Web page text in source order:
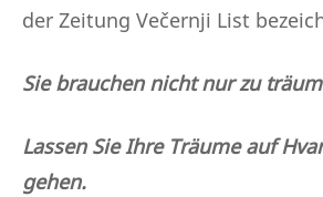
der Zeitung Večernji List
Sie brauchen nicht nur zu
Lassen Sie Ihre Träume auf
gehen.